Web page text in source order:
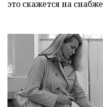
это скажется на